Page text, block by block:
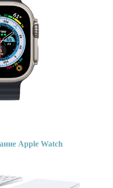
Apple Watch